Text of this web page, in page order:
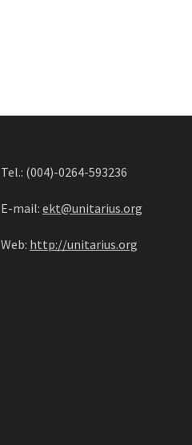
Tel.: (004)-0264-593236
E-mail: ekt@unitarius.org
Web: http://unitarius.org